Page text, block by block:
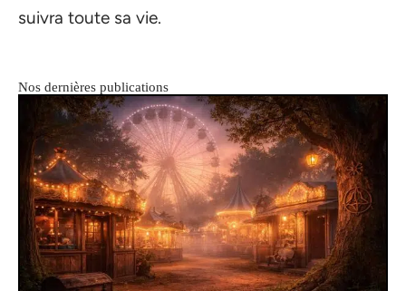
suivra toute sa vie.
Nos dernières publications